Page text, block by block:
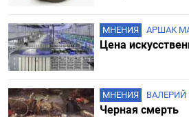
Подписывайтесь на
Times. Мнения» в
МНЕНИЯ АРШАК
Цена
МНЕНИЯ
Черная смерть